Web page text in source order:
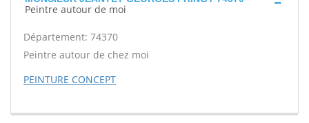
Peintre autour de moi
Département: 74370
Peintre autour de chez moi
PEINTURE CONCEPT